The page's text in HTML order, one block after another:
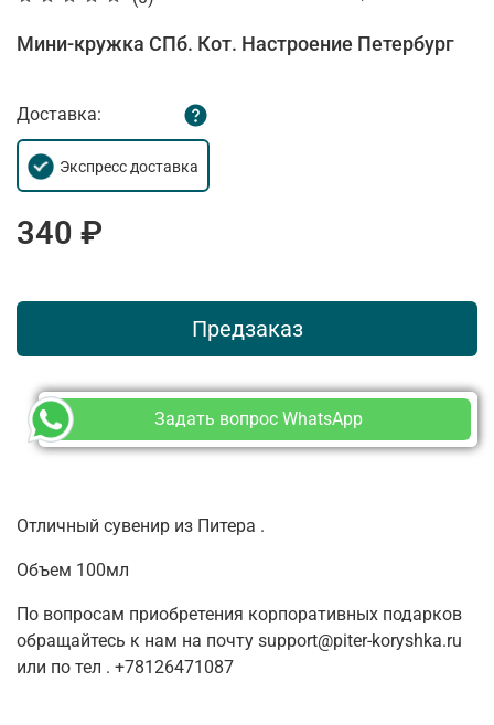
Мини-кружка СПб. Кот. Настроение Петербург
Доставка:
Экспресс доставка
340 ₽
Предзаказ
Задать вопрос WhatsApp
Отличный сувенир из Питера .
Объем 100мл
По вопросам приобретения корпоративных подарков
обращайтесь к нам на почту support@piter-koryshka.ru
или по тел . +78126471087